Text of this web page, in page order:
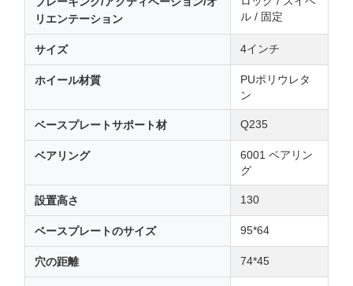
リエンテーション
ル / 固定
サイズ 4インチ
ホイール材質
PUポリウレタ
ン
ベースプレートサポート材 Q235
ベアリング
6001 ベアリン
グ
設置高さ 130
ベースプレートのサイズ 95*64
穴の距離 74*45